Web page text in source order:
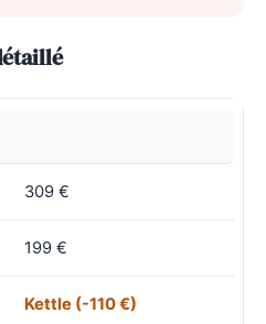
309 €
199 €
Kettle (-110 €)